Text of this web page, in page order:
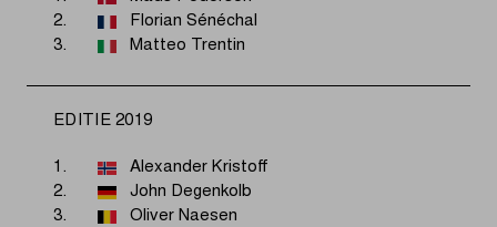
2.
Florian Sénéchal
3.
Matteo Trentin
EDITIE 2019
1.
Alexander Kristoff
2.
John Degenkolb
3.
Oliver Naesen